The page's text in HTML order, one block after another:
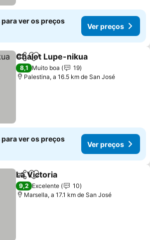
ver os preços
Ver preços
PartilharAdicionar aos favoritos
Chalet Lupe-nikua
8,1 Muito boa
19
Palestina, a 16.5 km de San José
ver os preços
Ver preços
PartilharAdicionar aos favoritos
La Victoria
9,2 Excelente
10
Marsella, a 17.1 km de San José